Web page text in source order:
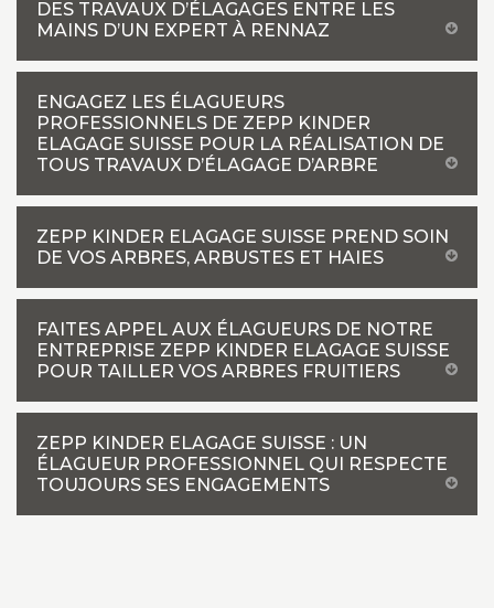
DES TRAVAUX D’ÉLAGAGES ENTRE LES
MAINS D’UN EXPERT À RENNAZ
ENGAGEZ LES ÉLAGUEURS
PROFESSIONNELS DE ZEPP KINDER
ELAGAGE SUISSE POUR LA RÉALISATION DE
TOUS TRAVAUX D’ÉLAGAGE D’ARBRE
ZEPP KINDER ELAGAGE SUISSE PREND SOIN
DE VOS ARBRES, ARBUSTES ET HAIES
FAITES APPEL AUX ÉLAGUEURS DE NOTRE
ENTREPRISE ZEPP KINDER ELAGAGE SUISSE
POUR TAILLER VOS ARBRES FRUITIERS
ZEPP KINDER ELAGAGE SUISSE : UN
ÉLAGUEUR PROFESSIONNEL QUI RESPECTE
TOUJOURS SES ENGAGEMENTS